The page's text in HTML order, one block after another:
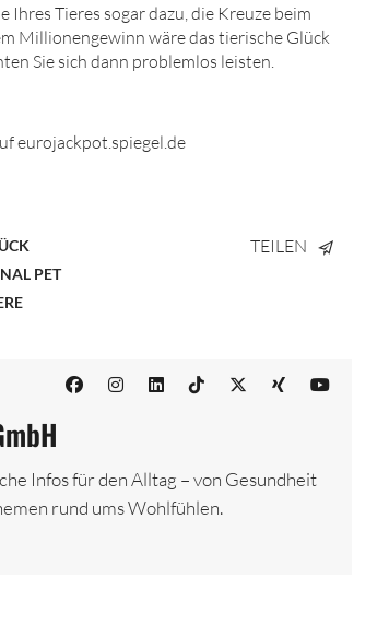
Tieres sogar dazu, die Kreuze beim
Millionengewinn wäre das tierische Glück
Sie sich dann problemlos leisten.
eurojackpot.spiegel.de
PET
TEILEN
Infos für den Alltag – von Gesundheit
rund ums Wohlfühlen.